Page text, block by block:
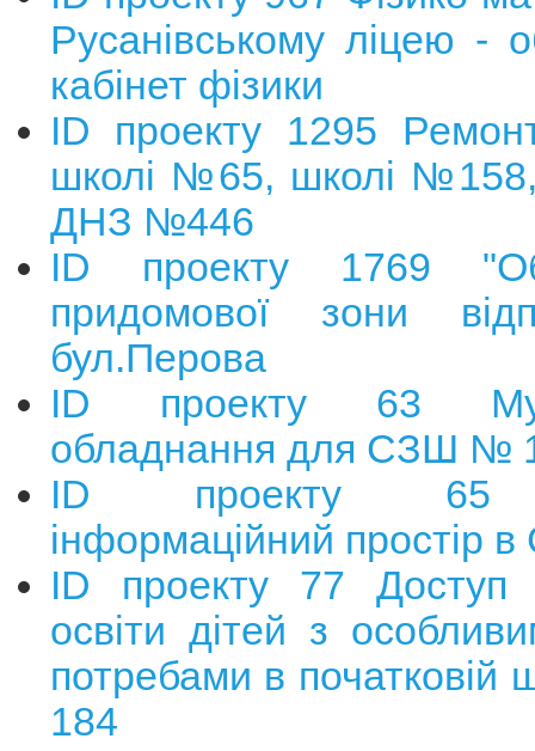
Русанівському ліцею -
кабінет фізики
ID проекту 1295
школі №65, школі
ДНЗ №446
ID проекту 1769
придомової зони
бул.Перова
ID проекту 63
обладнання для СЗШ №
ID проекту 65
інформаційний
ID проекту 77 Доступ
освіти дітей з
потребами в
184